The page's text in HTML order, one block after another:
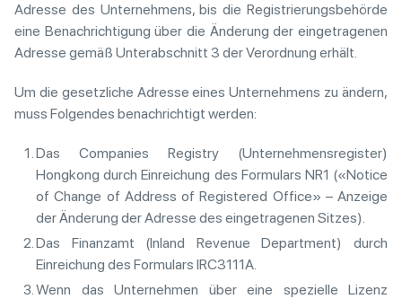
Adresse des Unternehmens, bis die Registrierungsbehörde
eine Benachrichtigung über die Änderung der eingetragenen
Adresse gemäß Unterabschnitt 3 der Verordnung erhält.
Um die gesetzliche Adresse eines Unternehmens zu ändern,
muss Folgendes benachrichtigt werden:
Das Companies Registry (Unternehmensregister)
Hongkong durch Einreichung des Formulars NR1 («Notice
of Change of Address of Registered Office» – Anzeige
der Änderung der Adresse des eingetragenen Sitzes).
Das Finanzamt (Inland Revenue Department) durch
Einreichung des Formulars IRC3111A.
Wenn das Unternehmen über eine spezielle Lizenz